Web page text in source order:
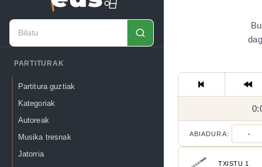
PARTITURAK
Partitura guztiak
Kategoriak
Autoreak
Musika tresnak
Jatorria
ABIADURA: -
TXISTU 1